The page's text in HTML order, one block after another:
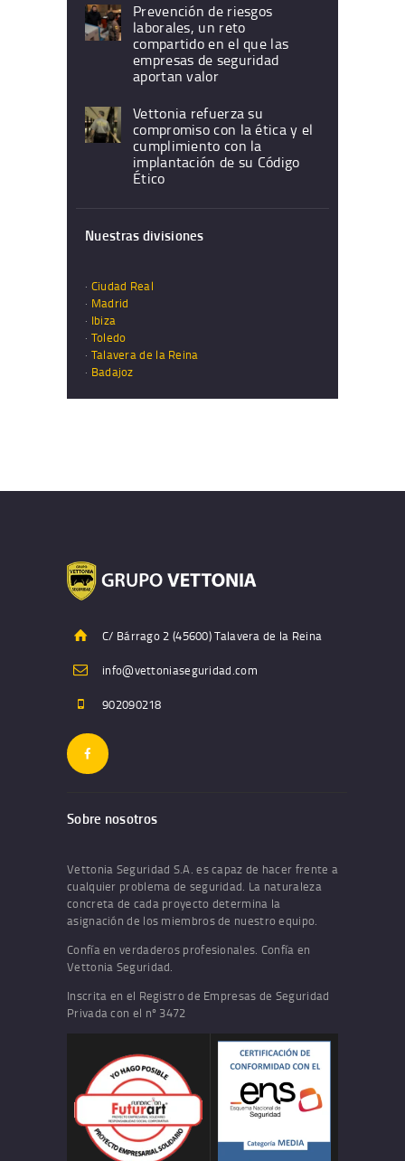
Prevención de riesgos
laborales, un reto
compartido en el que las
empresas de seguridad
aportan valor
Vettonia refuerza su
compromiso con la ética y el
cumplimiento con la
implantación de su Código
Ético
Nuestras divisiones
· Ciudad Real
· Madrid
· Ibiza
· Toledo
· Talavera de la Reina
· Badajoz
C/ Bárrago 2 (45600) Talavera de la Reina
info@vettoniaseguridad.com
902090218
Sobre nosotros
Vettonia Seguridad S.A. es capaz de hacer frente a
cualquier problema de seguridad. La naturaleza
concreta de cada proyecto determina la
asignación de los miembros de nuestro equipo.
Confía en verdaderos profesionales. Confía en
Vettonia Seguridad.
Inscrita en el Registro de Empresas de Seguridad
Privada con el nº 3472